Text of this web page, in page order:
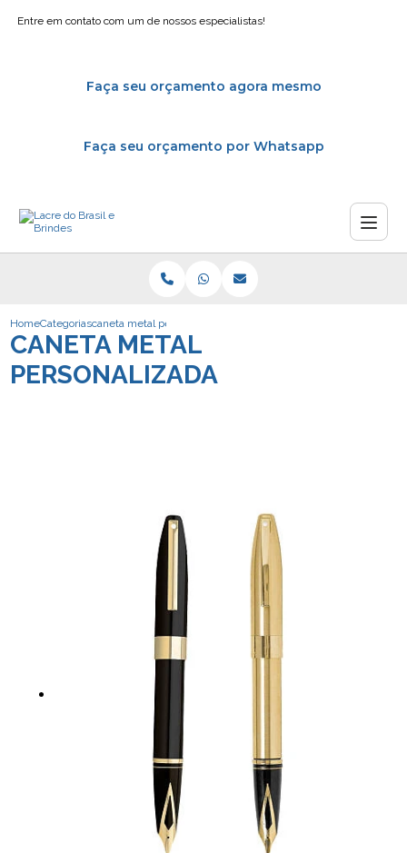
Entre em contato com um de nossos especialistas!
Faça seu orçamento agora mesmo
Faça seu orçamento por Whatsapp
HomeCategoriascaneta metal personalizada
CANETA METAL
PERSONALIZADA